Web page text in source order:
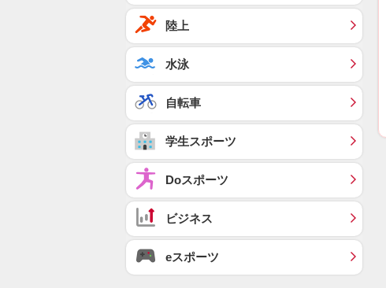
陸上
水泳
自転車
学生スポーツ
Doスポーツ
ビジネス
eスポーツ